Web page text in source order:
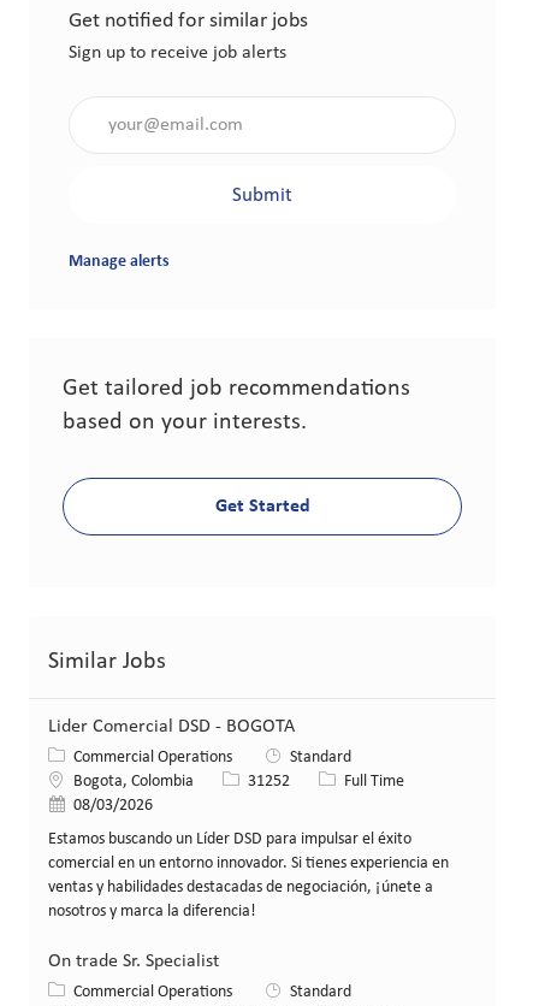
Get notified for similar jobs
Sign up to receive job alerts
Submit
Manage alerts
Get tailored job recommendations
based on your interests.
Get Started
Similar Jobs
Lider Comercial DSD - BOGOTA
Category
Commercial Operations
Standard
LocationBogota, Colombia Job Id31252 Job TypeFull Time
Posted Date
08/03/2026
Estamos buscando un Líder DSD para impulsar el éxito
comercial en un entorno innovador. Si tienes experiencia en
ventas y habilidades destacadas de negociación, ¡únete a
nosotros y marca la diferencia!
On trade Sr. Specialist
Category
Commercial Operations
Standard